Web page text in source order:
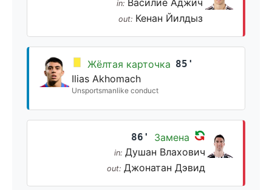
in: Василие Аджич
out: Кенан Йилдыз
Жёлтая карточка 85'
Ilias Akhomach
Unsportsmanlike conduct
86' Замена
in: Душан Влахович
out: Джонатан Дэвид